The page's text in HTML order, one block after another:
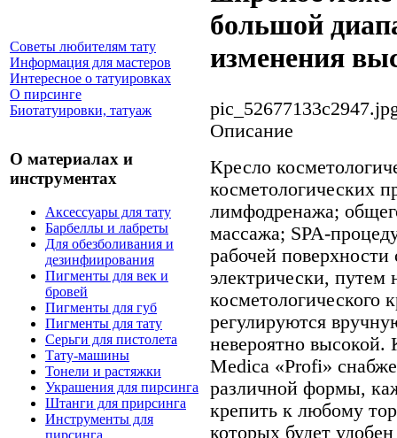
Советы любителям тату
Информация для мастеров
Интересное о татуировках
О пирсинге
Биотатуировки, татуаж
О материалах и
инструментах
Аксессуары для тату
Барбеллы и лабреты
Для обезболивания и
дезинфиирования
Пигменты для век и
бровей
Пигменты для губ
Пигменты для тату
Серьги для пистолета
Тату-машины
Тонели и растяжки
Украшения для пирсинга
Штанги для прирсинга
Инструменты для
большой
изменения
Описание
Кресло
косметологических
лимфодренажа;
массажа; SPA-
рабочей поверхности
электрически,
косметологического
регулируются
невероятно высокой.
Medica «Profi»
различной формы,
крепить к любому
которых будет